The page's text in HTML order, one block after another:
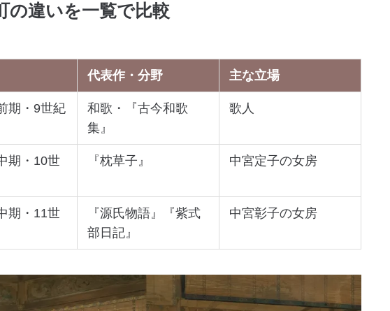
の違いを一覧で比較
代表作・分野 主な立場
期・9世紀
和歌・『古今和歌
集』
歌人
期・10世
『枕草子』 中宮定子の女房
期・11世
『源氏物語』『紫式
部日記』
中宮彰子の女房